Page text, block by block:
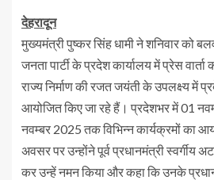
देहरादून
मुख्यमंत्री पुष्कर सिंह धामी ने शनिवार को
जनता पार्टी के प्रदेश कार्यालय में प्रेस
राज्य निर्माण की रजत जयंती के उपलक्ष्य में
आयोजित किए जा रहे हैं। प्रदेशभर में 01
नवम्बर 2025 तक विभिन्न कार्यक्रमों का
अवसर पर उन्होंने पूर्व प्रधानमंत्री स्वर्गीय
कर उन्हें नमन किया और कहा कि उनके